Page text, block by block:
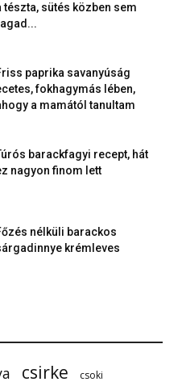
tészta, sütés közben sem
paprika savanyúság
fokhagymás lében,
a mamától tanultam
barackfagyi recept, hát
nagyon finom lett
nélküli barackos
krémleves
csirke csoki